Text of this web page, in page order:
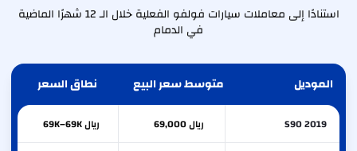
استنادًا إلى معاملات سيارات فولفو الفعلية خلال الـ 12 شهرًا الماضية
في الدمام
الموديل متوسط سعر البيع نطاق السعر
S90 2019 ريال 69,000 ريال 69K–69K